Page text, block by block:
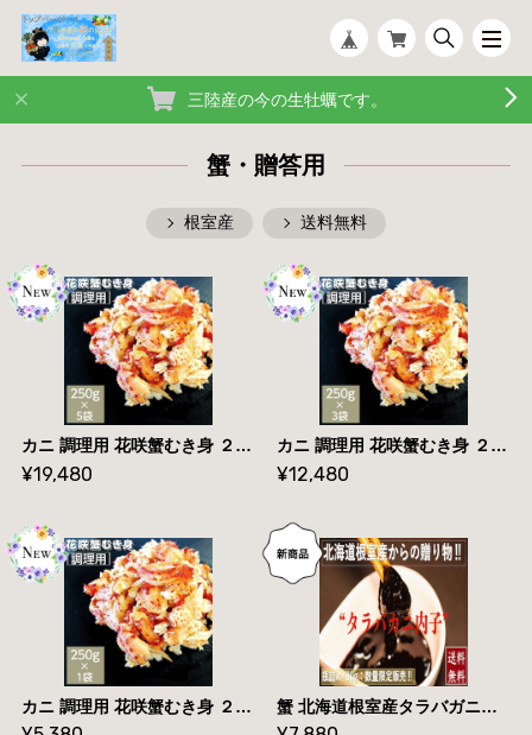
三陸産の今の生牡蠣です。
蟹・贈答用
根室産 送料無料
カニ 調理用 花咲蟹むき身 ２５０ｇ×5袋 冷凍 北海道根室産 送料無料 産地直送
¥19,480
カニ 調理用 花咲蟹むき身 ２５０ｇ×３袋 冷凍 北海道根室産 送料無料 産地直送
¥12,480
カニ 調理用 花咲蟹むき身 ２５０ｇ/袋 冷凍 北海道根室産 送料無料 産地直送 蟹 北海道根室産タラバガニ内子 瓶詰/８０g 冷凍 産地直送 送料無料